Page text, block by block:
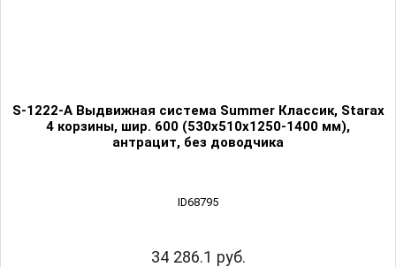
S-1222-А Выдвижная система Summer Классик, Starax
4 корзины, шир. 600 (530х510х1250-1400 мм),
антрацит, без доводчика
ID68795
34 286.1 руб.